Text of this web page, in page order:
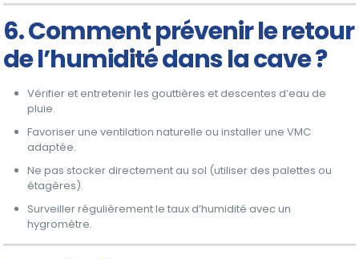
6. Comment prévenir le retour
de l’humidité dans la cave ?
Vérifier et entretenir les gouttières et descentes d’eau de
pluie.
Favoriser une ventilation naturelle ou installer une VMC
adaptée.
Ne pas stocker directement au sol (utiliser des palettes ou
étagères).
Surveiller régulièrement le taux d’humidité avec un
hygromètre.